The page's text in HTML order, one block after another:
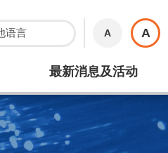
A A
最新消息及活动